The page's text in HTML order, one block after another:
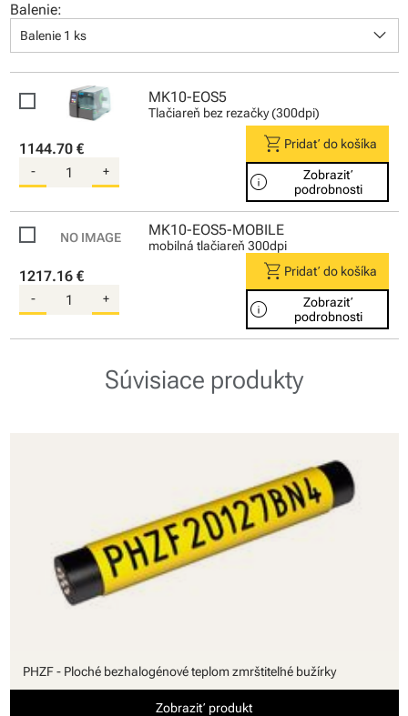
Balenie:
Balenie 1 ks keyboard_arrow_down
MK10-EOS5
Tlačiareň bez rezačky (300dpi)
1144.70 €
- +
shopping_cart Pridať do košíka
info
Zobraziť
podrobnosti
MK10-EOS5-MOBILE
mobilná tlačiareň 300dpi
1217.16 €
- +
shopping_cart Pridať do košíka
info
Zobraziť
podrobnosti
Súvisiace produkty
PHZF - Ploché bezhalogénové teplom zmrštiteľné bužírky
Zobraziť produkt